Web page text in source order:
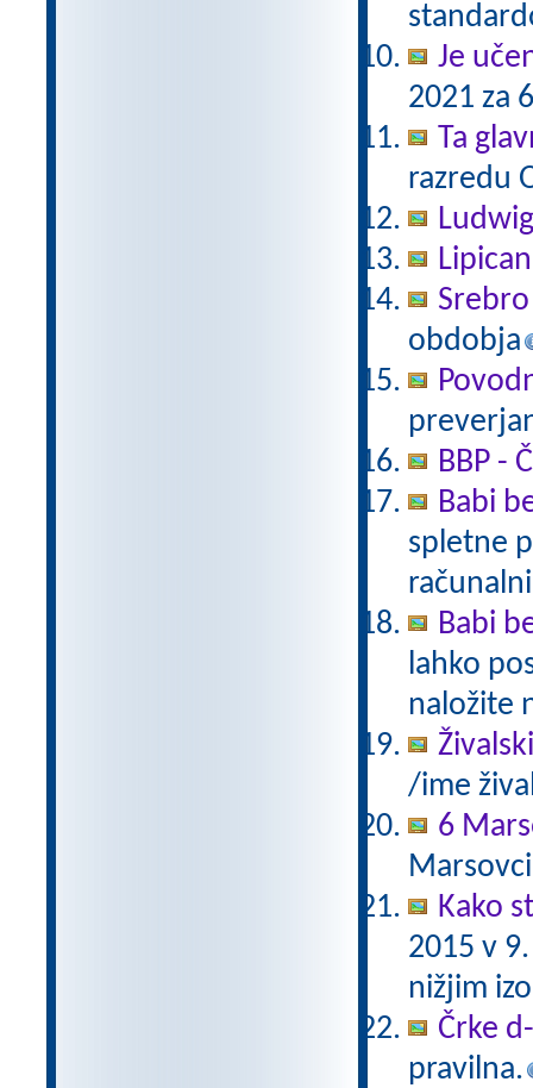
Je
2021 za
Ta
razredu
obdobja
BBP -
Babi
spletne
Babi
lahko
naložite
/ime
6
Kako
2015 v
nižjim
Črke
pravilna.